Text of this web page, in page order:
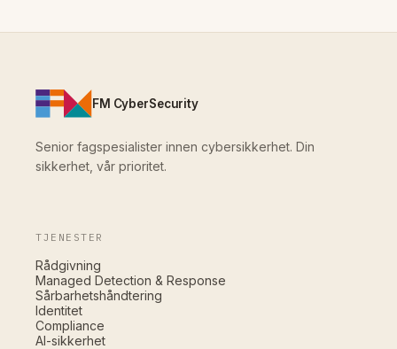
FM CyberSecurity
Senior fagspesialister innen cybersikkerhet. Din
sikkerhet, vår prioritet.
TJENESTER
Rådgivning
Managed Detection & Response
Sårbarhetshåndtering
Identitet
Compliance
AI-sikkerhet